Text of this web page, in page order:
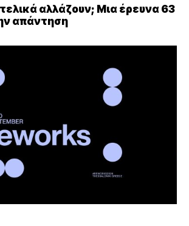
αλλάζουν; Μια έρευνα 63
απάντηση